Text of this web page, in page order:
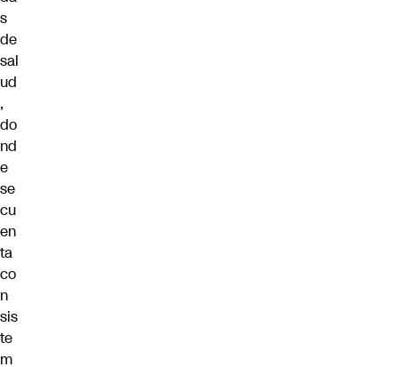
s
de
sal
ud
,
do
nd
e
se
cu
en
ta
co
n
sis
te
m